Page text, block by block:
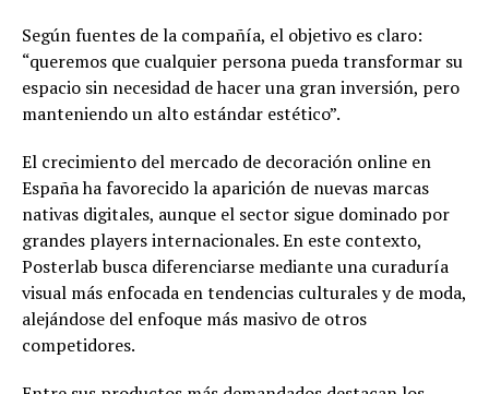
Según fuentes de la compañía, el objetivo es claro:
“queremos que cualquier persona pueda transformar su
espacio sin necesidad de hacer una gran inversión, pero
manteniendo un alto estándar estético”.
El crecimiento del mercado de decoración online en
España ha favorecido la aparición de nuevas marcas
nativas digitales, aunque el sector sigue dominado por
grandes players internacionales. En este contexto,
Posterlab busca diferenciarse mediante una curaduría
visual más enfocada en tendencias culturales y de moda,
alejándose del enfoque más masivo de otros
competidores.